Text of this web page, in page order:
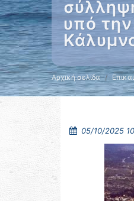
υπό
Αρχική σελίδα
05/10/2025